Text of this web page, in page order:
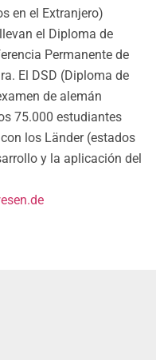
en el Extranjero)
el Diploma de
Permanente de
El DSD (Diploma de
de alemán
75.000 estudiantes
los Länder (estados
y la aplicación del